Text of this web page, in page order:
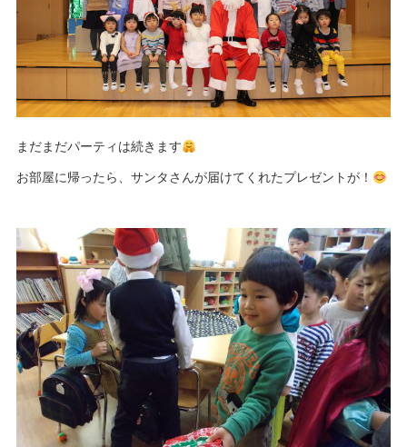
まだまだパーティは続きます
お部屋に帰ったら、サンタさんが届けてくれたプレゼントが！